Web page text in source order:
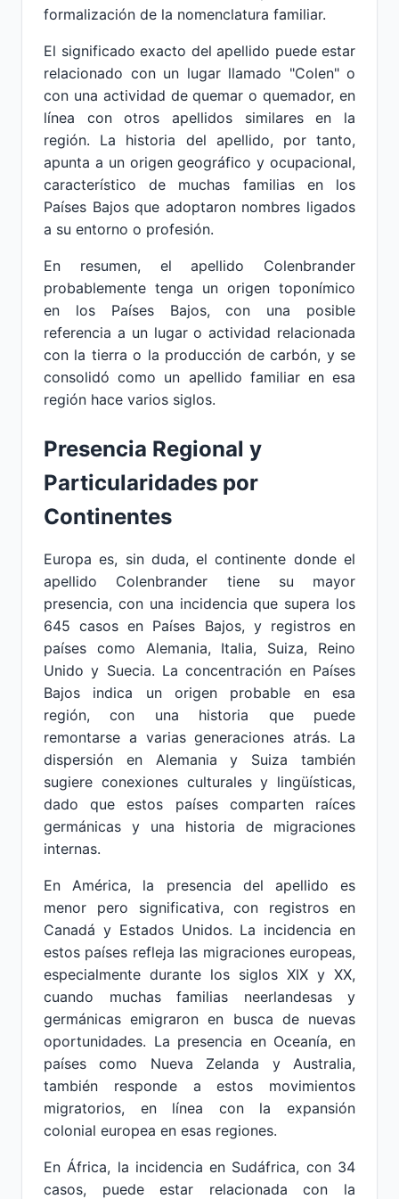
formalización de la nomenclatura familiar.
El significado exacto del apellido puede estar
relacionado con un lugar llamado "Colen" o
con una actividad de quemar o quemador, en
línea con otros apellidos similares en la
región. La historia del apellido, por tanto,
apunta a un origen geográfico y ocupacional,
característico de muchas familias en los
Países Bajos que adoptaron nombres ligados
a su entorno o profesión.
En resumen, el apellido Colenbrander
probablemente tenga un origen toponímico
en los Países Bajos, con una posible
referencia a un lugar o actividad relacionada
con la tierra o la producción de carbón, y se
consolidó como un apellido familiar en esa
región hace varios siglos.
Presencia Regional y
Particularidades por
Continentes
Europa es, sin duda, el continente donde el
apellido Colenbrander tiene su mayor
presencia, con una incidencia que supera los
645 casos en Países Bajos, y registros en
países como Alemania, Italia, Suiza, Reino
Unido y Suecia. La concentración en Países
Bajos indica un origen probable en esa
región, con una historia que puede
remontarse a varias generaciones atrás. La
dispersión en Alemania y Suiza también
sugiere conexiones culturales y lingüísticas,
dado que estos países comparten raíces
germánicas y una historia de migraciones
internas.
En América, la presencia del apellido es
menor pero significativa, con registros en
Canadá y Estados Unidos. La incidencia en
estos países refleja las migraciones europeas,
especialmente durante los siglos XIX y XX,
cuando muchas familias neerlandesas y
germánicas emigraron en busca de nuevas
oportunidades. La presencia en Oceanía, en
países como Nueva Zelanda y Australia,
también responde a estos movimientos
migratorios, en línea con la expansión
colonial europea en esas regiones.
En África, la incidencia en Sudáfrica, con 34
casos, puede estar relacionada con la